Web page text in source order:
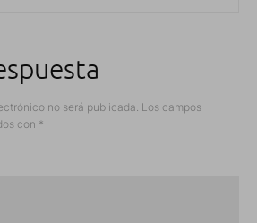
no será publicada. Los campos
con *